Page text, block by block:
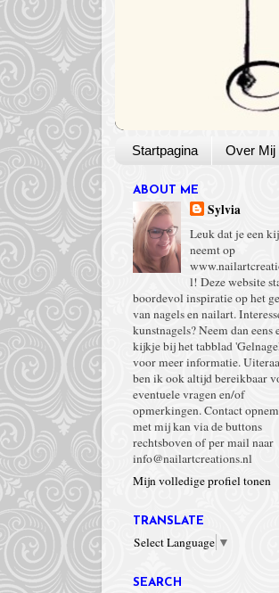
Startpagina Over Mij
ABOUT ME
Sylvia
Leuk dat je een
neemt op
l! Deze website
boordevol inspiratie op het
van nagels en nailart.
kunstnagels? Neem dan eens
kijkje bij het tabblad
voor meer informatie.
ben ik ook altijd bereikbaar
eventuele vragen en/of
opmerkingen. Contact
met mij kan via de buttons
rechtsboven of per mail naar
info@nailartcreations.nl
Mijn volledige profiel tonen
TRANSLATE
Select Language ▼
SEARCH